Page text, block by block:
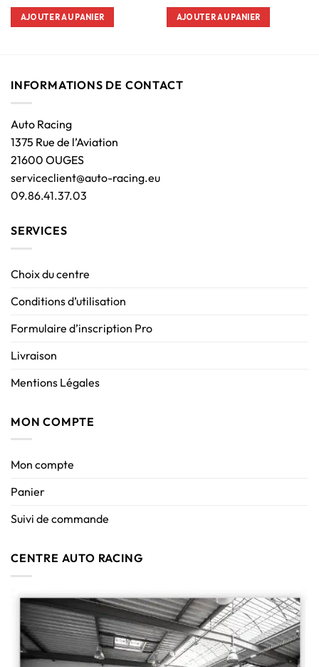
AJOUTER AU PANIER AJOUTER AU PANIER
INFORMATIONS DE CONTACT
Auto Racing
1375 Rue de l’Aviation
21600 OUGES
serviceclient@auto-racing.eu
09.86.41.37.03
SERVICES
Choix du centre
Conditions d’utilisation
Formulaire d’inscription Pro
Livraison
Mentions Légales
MON COMPTE
Mon compte
Panier
Suivi de commande
CENTRE AUTO RACING